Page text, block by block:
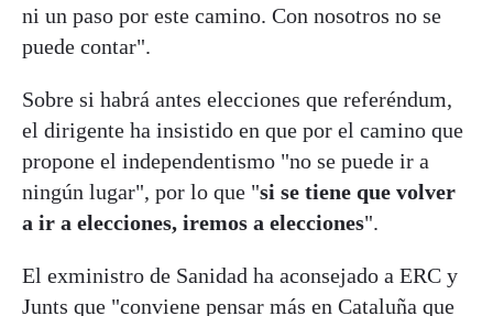
ni un paso por este camino. Con nosotros no se
puede contar".
Sobre si habrá antes elecciones que referéndum,
el dirigente ha insistido en que por el camino que
propone el independentismo "no se puede ir a
ningún lugar", por lo que "si se tiene que volver
a ir a elecciones, iremos a elecciones".
El exministro de Sanidad ha aconsejado a ERC y
Junts que "conviene pensar más en Cataluña que